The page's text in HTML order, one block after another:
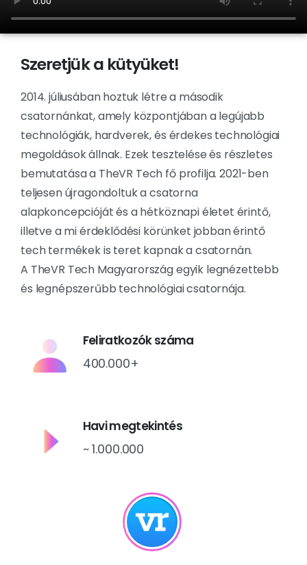
Szeretjük a kütyüket!
2014. júliusában hoztuk létre a második
csatornánkat, amely központjában a legújabb
technológiák, hardverek, és érdekes technológiai
megoldások állnak. Ezek tesztelése és részletes
bemutatása a TheVR Tech fő profilja. 2021-ben
teljesen újragondoltuk a csatorna
alapkoncepcióját és a hétköznapi életet érintő,
illetve a mi érdeklődési körünket jobban érintő
tech termékek is teret kapnak a csatornán.
A TheVR Tech Magyarország egyik legnézettebb
és legnépszerűbb technológiai csatornája.
Feliratkozók száma
400.000+
Havi megtekintés
~ 1.000.000